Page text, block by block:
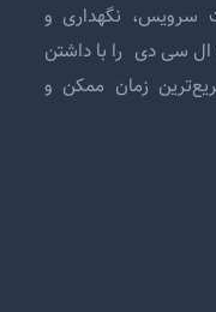
سرویس، نگهداری و
ال سی دی را با داشتن
زمان ممکن و